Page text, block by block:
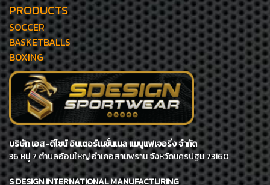
PRODUCTS
SOCCER
BASKETBALLS
BOXING
บริษัท เอส-ดีไซน์ อินเตอร์เนชั่นเนล แมนูแฟเจอริ่ง จำกัด
36 หมู่ 7 ตำบลอ้อมใหญ่ อำเภอสามพราน จังหวัดนครปฐม 73160
S DESIGN INTERNATIONAL MANUFACTURING